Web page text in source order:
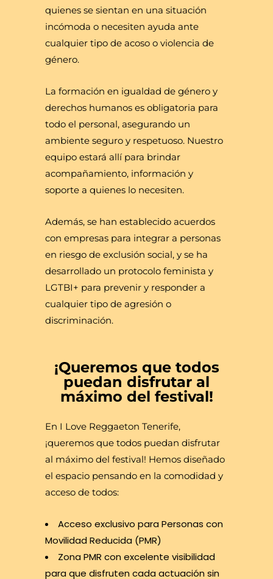
quienes se sientan en una situación
incómoda o necesiten ayuda ante
cualquier tipo de acoso o violencia de
género.
La formación en igualdad de género y
derechos humanos es obligatoria para
todo el personal, asegurando un
ambiente seguro y respetuoso. Nuestro
equipo estará allí para brindar
acompañamiento, información y
soporte a quienes lo necesiten.
Además, se han establecido acuerdos
con empresas para integrar a personas
en riesgo de exclusión social, y se ha
desarrollado un protocolo feminista y
LGTBI+ para prevenir y responder a
cualquier tipo de agresión o
discriminación.
¡Queremos que todos
puedan disfrutar al
máximo del festival!
En I Love Reggaeton Tenerife,
¡queremos que todos puedan disfrutar
al máximo del festival! Hemos diseñado
el espacio pensando en la comodidad y
acceso de todos:
Acceso exclusivo para Personas con
Movilidad Reducida (PMR)
Zona PMR con excelente visibilidad
para que disfruten cada actuación sin